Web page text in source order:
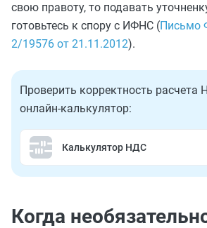
свою правоту, то подавать
готовьтесь к спору с ИФНС (Письмо
2/19576 от 21.11.2012).
Проверить корректность
онлайн-калькулятор:
Калькулятор НДС
Когда